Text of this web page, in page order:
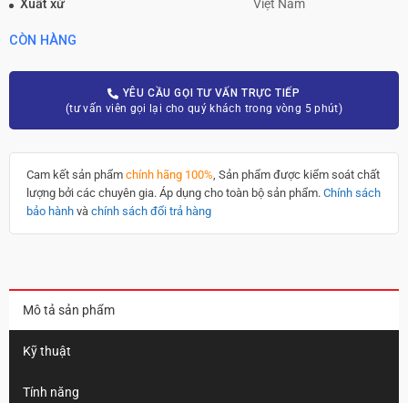
Xuất xứ
Việt Nam
CÒN HÀNG
YÊU CẦU GỌI TƯ VẤN TRỰC TIẾP
(tư vấn viên gọi lại cho quý khách trong vòng 5 phút)
Cam kết sản phẩm chính hãng 100%, Sản phẩm được kiểm soát chất
lượng bởi các chuyên gia. Áp dụng cho toàn bộ sản phẩm. Chính sách
bảo hành và chính sách đổi trả hàng
Mô tả sản phẩm
Kỹ thuật
Tính năng